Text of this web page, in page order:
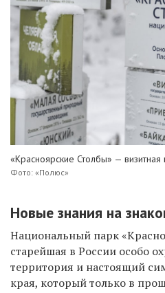
«Красноярские Столбы» — визитная
Фото: «Полюс»
Новые знания на
Национальный парк
старейшая в России особо
территория и настоящий
края, который только в